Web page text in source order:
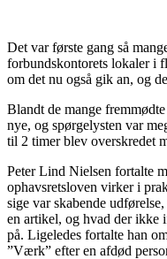
Det var første gang så
forbundskontorets lokaler i
om det nu også gik an, og
Blandt de mange
nye, og spørgelysten var
til 2 timer blev overskredet
Peter Lind Nielsen fortalte
ophavsretsloven virker i
sige var skabende
en artikel, og hvad der ikke
på. Ligeledes fortalte han
”Værk” efter en afdød